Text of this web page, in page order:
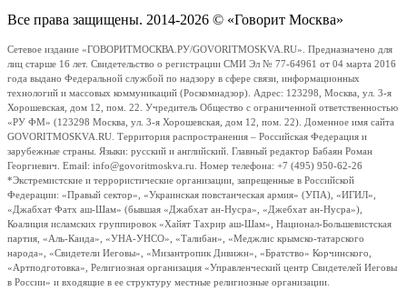
Все права защищены. 2014-2026 © «Говорит Москва»
Сетевое издание «ГОВОРИТМОСКВА.РУ/GOVORITMOSKVA.RU». Предназначено для
лиц старше 16 лет. Свидетельство о регистрации СМИ Эл № 77-64961 от 04 марта 2016
года выдано Федеральной службой по надзору в сфере связи, информационных
технологий и массовых коммуникаций (Роскомнадзор). Адрес: 123298, Москва, ул. 3-я
Хорошевская, дом 12, пом. 22. Учредитель Общество с ограниченной ответственностью
«РУ ФМ» (123298 Москва, ул. 3-я Хорошевская, дом 12, пом. 22). Доменное имя сайта
GOVORITMOSKVA.RU. Территория распространения – Российская Федерация и
зарубежные страны. Языки: русский и английский. Главный редактор Бабаян Роман
Георгиевич. Email: info@govoritmoskva.ru. Номер телефона: +7 (495) 950-62-26
*Экстремистские и террористические организации, запрещенные в Российской
Федерации: «Правый сектор», «Украинская повстанческая армия» (УПА), «ИГИЛ»,
«Джабхат Фатх аш-Шам» (бывшая «Джабхат ан-Нусра», «Джебхат ан-Нусра»),
Коалиция исламских группировок «Хайят Тахрир аш-Шам», Национал-Большевистская
партия, «Аль-Каида», «УНА-УНСО», «Талибан», «Меджлис крымско-татарского
народа», «Свидетели Иеговы», «Мизантропик Дивижн», «Братство» Корчинского,
«Артподготовка», Религиозная организация «Управленческий центр Свидетелей Иеговы
в России» и входящие в ее структуру местные религиозные организации.